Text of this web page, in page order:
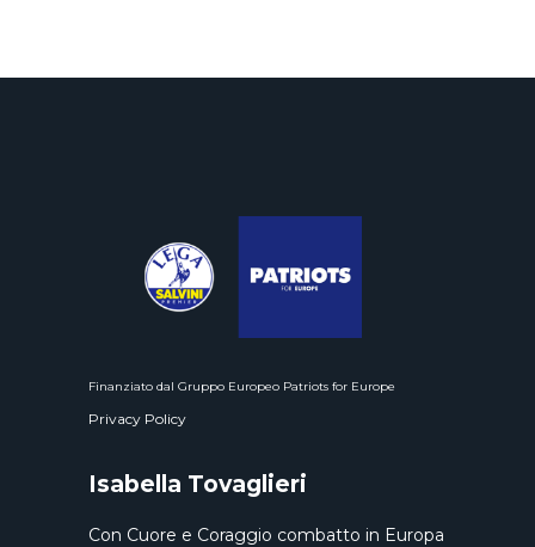
Finanziato dal Gruppo Europeo Patriots for Europe
Privacy Policy
Isabella Tovaglieri
Con Cuore e Coraggio combatto in Europa